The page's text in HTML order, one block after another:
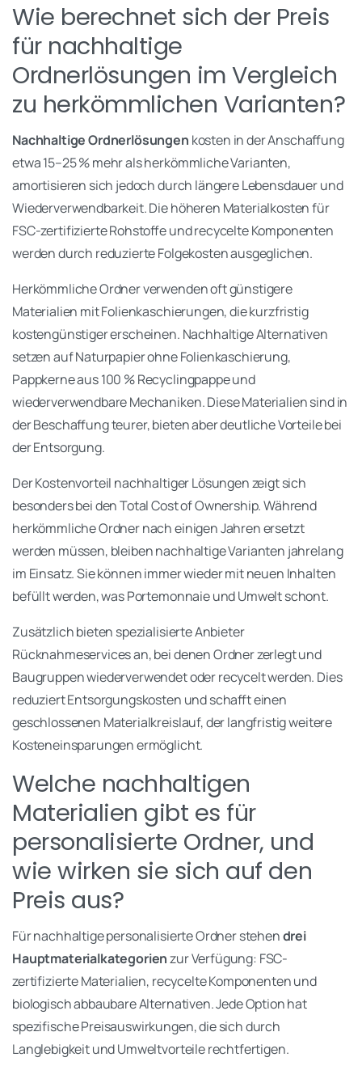
Wie berechnet sich der Preis
für nachhaltige
Ordnerlösungen im Vergleich
zu herkömmlichen Varianten?
Nachhaltige Ordnerlösungen kosten in der Anschaffung
etwa 15–25 % mehr als herkömmliche Varianten,
amortisieren sich jedoch durch längere Lebensdauer und
Wiederverwendbarkeit. Die höheren Materialkosten für
FSC-zertifizierte Rohstoffe und recycelte Komponenten
werden durch reduzierte Folgekosten ausgeglichen.
Herkömmliche Ordner verwenden oft günstigere
Materialien mit Folienkaschierungen, die kurzfristig
kostengünstiger erscheinen. Nachhaltige Alternativen
setzen auf Naturpapier ohne Folienkaschierung,
Pappkerne aus 100 % Recyclingpappe und
wiederverwendbare Mechaniken. Diese Materialien sind in
der Beschaffung teurer, bieten aber deutliche Vorteile bei
der Entsorgung.
Der Kostenvorteil nachhaltiger Lösungen zeigt sich
besonders bei den Total Cost of Ownership. Während
herkömmliche Ordner nach einigen Jahren ersetzt
werden müssen, bleiben nachhaltige Varianten jahrelang
im Einsatz. Sie können immer wieder mit neuen Inhalten
befüllt werden, was Portemonnaie und Umwelt schont.
Zusätzlich bieten spezialisierte Anbieter
Rücknahmeservices an, bei denen Ordner zerlegt und
Baugruppen wiederverwendet oder recycelt werden. Dies
reduziert Entsorgungskosten und schafft einen
geschlossenen Materialkreislauf, der langfristig weitere
Kosteneinsparungen ermöglicht.
Welche nachhaltigen
Materialien gibt es für
personalisierte Ordner, und
wie wirken sie sich auf den
Preis aus?
Für nachhaltige personalisierte Ordner stehendrei
Hauptmaterialkategorienzur Verfügung: FSC-
zertifizierte Materialien, recycelte Komponenten und
biologisch abbaubare Alternativen. Jede Option hat
spezifische Preisauswirkungen, die sich durch
Langlebigkeit und Umweltvorteile rechtfertigen.